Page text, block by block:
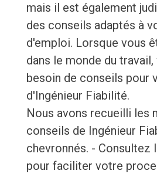
mais il est également
des conseils adaptés à
d'emploi. Lorsque vous
dans le monde du
besoin de conseils pour
d'Ingénieur Fiabilité.
Nous avons recueilli les
conseils de Ingénieur
chevronnés. - Consultez
pour faciliter votre